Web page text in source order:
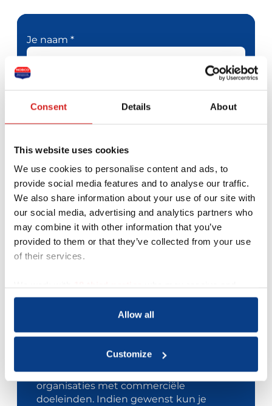
Consent Details About
This website uses cookies
We use cookies to personalise content and ads, to
provide social media features and to analyse our traffic.
We also share information about your use of our site with
our social media, advertising and analytics partners who
may combine it with other information that you’ve
provided to them or that they’ve collected from your use
of their services.
process your information.
Allow all
Customize
Je naam *
Je e-mailadres *
Telefoonnummer
prijs gesteld
Dit contactformulier is uitdrukkelijk niet
bedoeld voor acquisitie door bedrijven of
organisaties met commerciële
doeleinden. Indien gewenst kun je